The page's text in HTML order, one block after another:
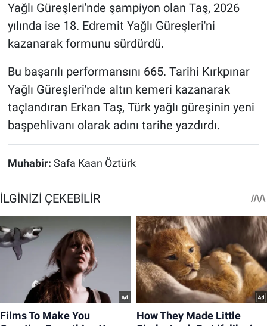
Yağlı Güreşleri'nde şampiyon olan Taş, 2026
yılında ise 18. Edremit Yağlı Güreşleri'ni
kazanarak formunu sürdürdü.
Bu başarılı performansını 665. Tarihi Kırkpınar
Yağlı Güreşleri'nde altın kemeri kazanarak
taçlandıran Erkan Taş, Türk yağlı güreşinin yeni
başpehlivanı olarak adını tarihe yazdırdı.
Muhabir: Safa Kaan Öztürk